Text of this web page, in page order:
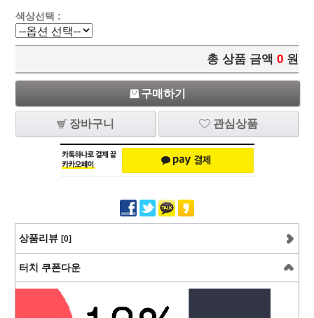
색상선택 :
총 상품 금액 0 원
구매하기
장바구니 관심상품
상품리뷰 [0]
터치 쿠폰다운